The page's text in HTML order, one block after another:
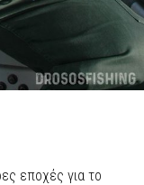
εποχές για το